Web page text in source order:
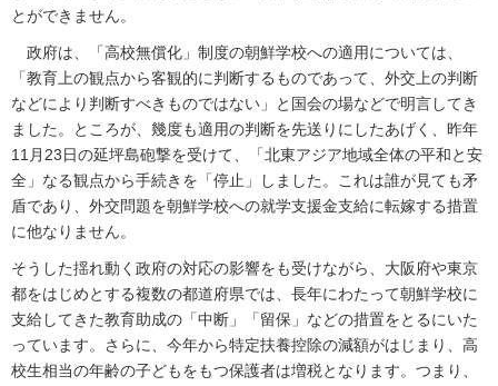
とができません。
政府は、「高校無償化」制度の朝鮮学校への適用については、
「教育上の観点から客観的に判断するものであって、外交上の判断
などにより判断すべきものではない」と国会の場などで明言してき
ました。ところが、幾度も適用の判断を先送りにしたあげく、昨年
11月23日の延坪島砲撃を受けて、「北東アジア地域全体の平和と安
全」なる観点から手続きを「停止」しました。これは誰が見ても矛
盾であり、外交問題を朝鮮学校への就学支援金支給に転嫁する措置
に他なりません。
そうした揺れ動く政府の対応の影響をも受けながら、大阪府や東京
都をはじめとする複数の都道府県では、長年にわたって朝鮮学校に
支給してきた教育助成の「中断」「留保」などの措置をとるにいた
っています。さらに、今年から特定扶養控除の減額がはじまり、高
校生相当の年齢の子どもをもつ保護者は増税となります。つまり、